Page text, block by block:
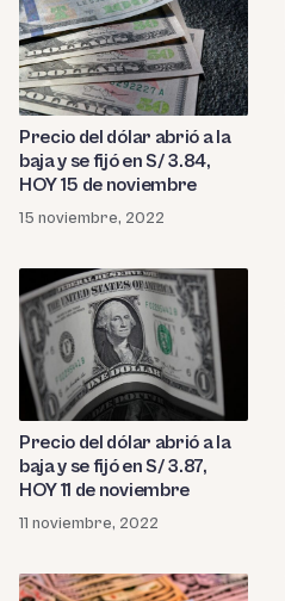
Precio del dólar abrió a la
baja y se fijó en S/ 3.84,
HOY 15 de noviembre
15 noviembre, 2022
Precio del dólar abrió a la
baja y se fijó en S/ 3.87,
HOY 11 de noviembre
11 noviembre, 2022